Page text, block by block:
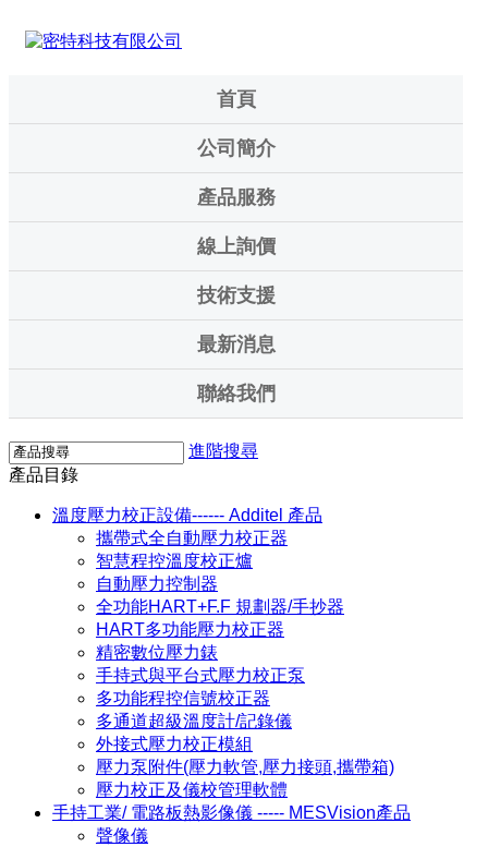
首頁
公司簡介
產品服務
線上詢價
技術支援
最新消息
聯絡我們
進階搜尋
產品目錄
溫度壓力校正設備------ Additel 產品
攜帶式全自動壓力校正器
智慧程控溫度校正爐
自動壓力控制器
全功能HART+F.F 規劃器/手抄器
HART多功能壓力校正器
精密數位壓力錶
手持式與平台式壓力校正泵
多功能程控信號校正器
多通道超級溫度計/記錄儀
外接式壓力校正模組
壓力泵附件(壓力軟管,壓力接頭,攜帶箱)
壓力校正及儀校管理軟體
手持工業/ 電路板熱影像儀 ----- MESVision產品
聲像儀